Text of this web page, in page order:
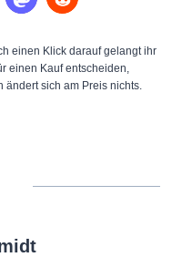
einen Klick darauf gelangt ihr
einen Kauf entscheiden,
ändert sich am Preis nichts.